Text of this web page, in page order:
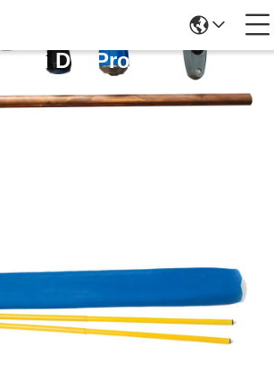
Dei Prodotti